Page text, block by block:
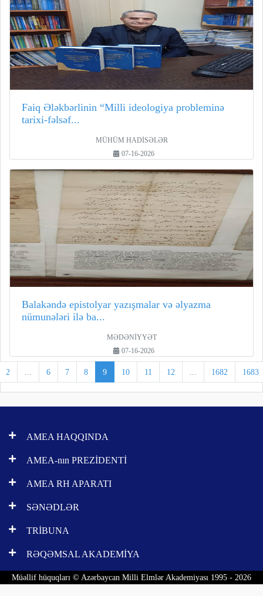
Faiq Ələkbərlinin “Milli ideologiya probleminə
tarixi-fəlsəf...
MÜHÜM HADİSƏLƏR
07-16-2026
Balakəndə epistolyar yazışmalar və əlyazma
nümunələri ilə ba...
MƏDƏNİYYƏT
07-16-2026
2 ... 6 7 8 9 10 11 12 ... 1682 1683
AMEA HAQQINDA
AMEA-nın PREZİDENTİ
AMEA RH APARATI
SƏNƏDLƏR
TRİBUNA
RƏQƏMSAL AKADEMİYA
Müəllif hüquqları © Azərbaycan Milli Elmlər Akademiyası 1995 - 2026